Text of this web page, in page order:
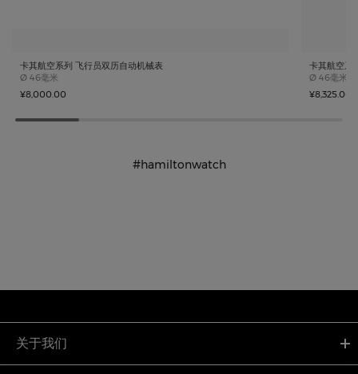
卡其航空系列 飞行员双历自动机械表
Ø Case size
46毫米
¥8,000.00
卡其航空系
Ø Case size
46毫米
¥8,325.00
#hamiltonwatch
关于我们